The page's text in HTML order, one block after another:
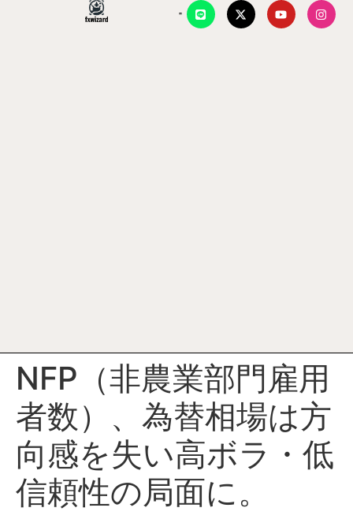
NFP（非農業部門雇用
者数）、為替相場は方
向感を失い高ボラ・低
信頼性の局面に。